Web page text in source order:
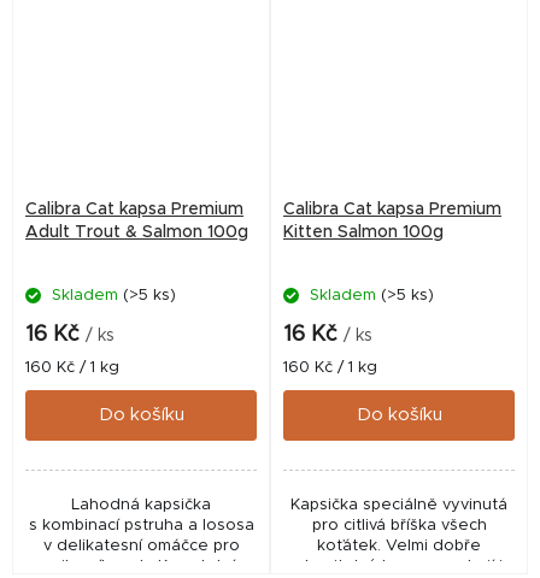
Calibra Cat kapsa Premium
Adult Trout & Salmon 100g
Skladem (>5 ks)
16 Kč / ks
Měrná
cena:
160 Kč / 1 kg
Do košíku
Lahodná kapsička
s kombinací pstruha a lososa
v delikatesní omáčce pro
milovníky ryb. Kompletní
Calibra Cat kapsa Premium
Kitten Salmon 100g
Skladem (>5 ks)
16 Kč / ks
Měrná
cena:
160 Kč / 1 kg
Do košíku
Kapsička speciálně vyvinutá
pro citlivá bříška všech
koťátek. Velmi dobře
stravitelný losos uspokojí i